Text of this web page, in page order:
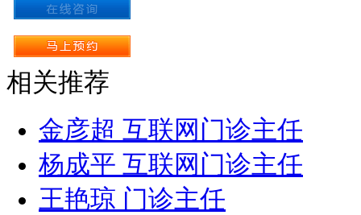
相关推荐
金彦超 互联网门诊主任
杨成平 互联网门诊主任
王艳琼 门诊主任